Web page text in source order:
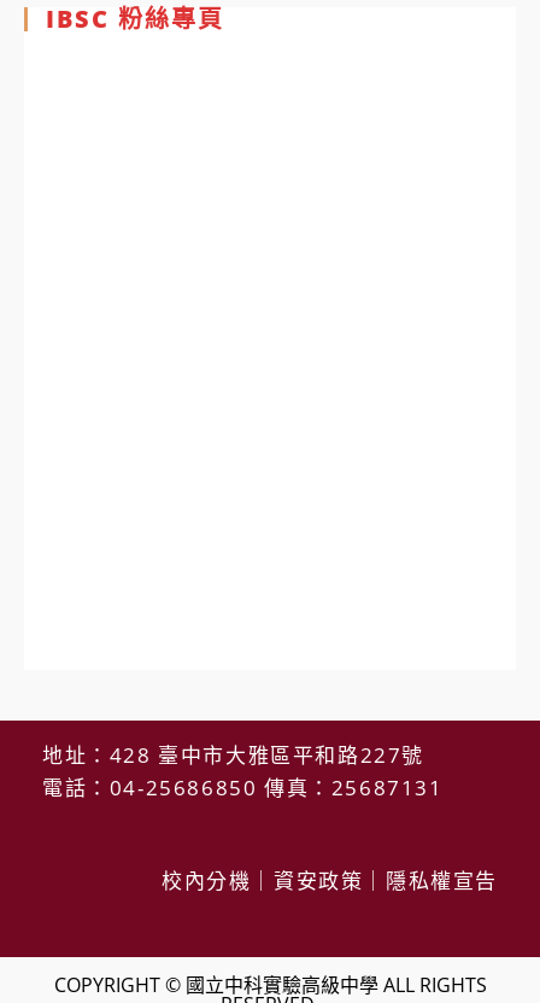
IBSC 粉絲專頁
地址：428 臺中市大雅區平和路227號
電話：04-25686850 傳真：25687131
校內分機 資安政策 隱私權宣告
COPYRIGHT © 國立中科實驗高級中學 ALL RIGHTS